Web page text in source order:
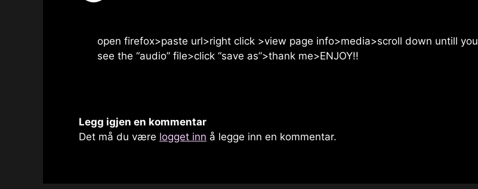
open firefox>paste url>right click >view page info>media>scroll down untill you
see the “audio” file>click “save as”>thank me>ENJOY!!
Legg igjen en kommentar
Det må du være logget inn å legge inn en kommentar.